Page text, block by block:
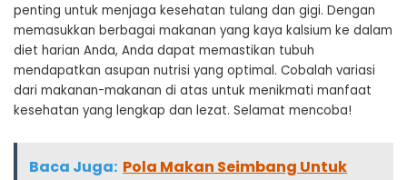
penting untuk menjaga kesehatan tulang dan gigi. Dengan
memasukkan berbagai makanan yang kaya kalsium ke dalam
diet harian Anda, Anda dapat memastikan tubuh
mendapatkan asupan nutrisi yang optimal. Cobalah variasi
dari makanan-makanan di atas untuk menikmati manfaat
kesehatan yang lengkap dan lezat. Selamat mencoba!
Baca Juga: Pola Makan Seimbang Untuk